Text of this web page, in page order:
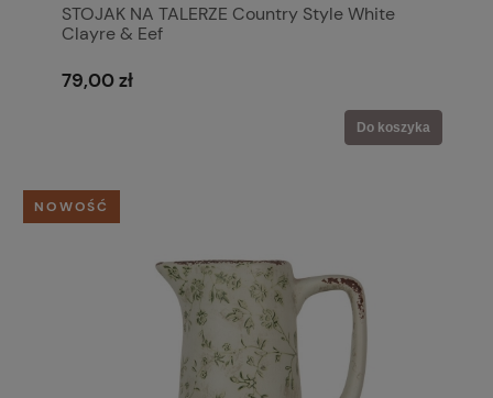
STOJAK NA TALERZE Country Style White
Clayre & Eef
79,00 zł
Do koszyka
NOWOŚĆ